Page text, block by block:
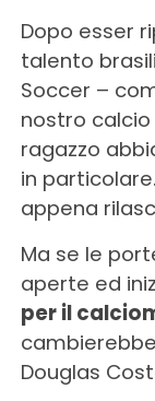
Dopo esser
talento
Soccer –
nostro
ragazzo
in
appena
Ma se le
aperte ed
per il
Douglas